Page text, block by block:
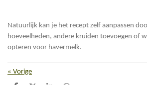
Natuurlijk kan je het recept zelf aanpassen
hoeveelheden, andere kruiden toevoegen of
opteren voor havermelk.
« Vorige